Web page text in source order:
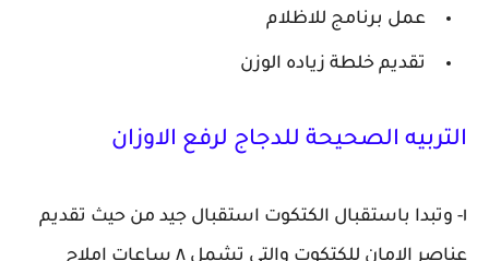
عمل برنامج للاظلام
تقديم خلطة زياده الوزن
التربيه الصحيحة للدجاج لرفع الاوزان
١- وتبدا باستقبال الكتكوت استقبال جيد من حيث تقديم
عناصر الامان للكتكوت والتي تشمل ٨ ساعات املاح